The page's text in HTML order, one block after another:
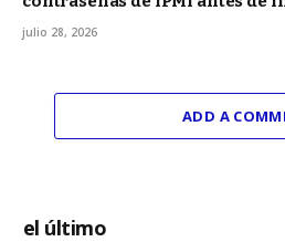
julio 28, 2026
ADD A
el último